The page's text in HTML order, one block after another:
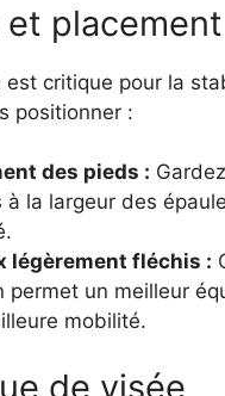
et placement
est critique pour la
positionner :
des pieds :
à la largeur des
légèrement fléchis :
permet un meilleur
mobilité.
de visée